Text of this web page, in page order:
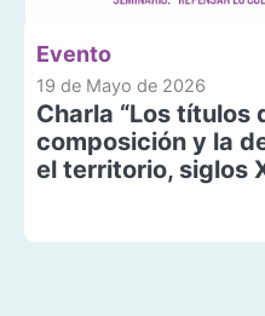
Evento
19 de Mayo de 2026
Charla “Los títulos
composición y la
el territorio, siglos